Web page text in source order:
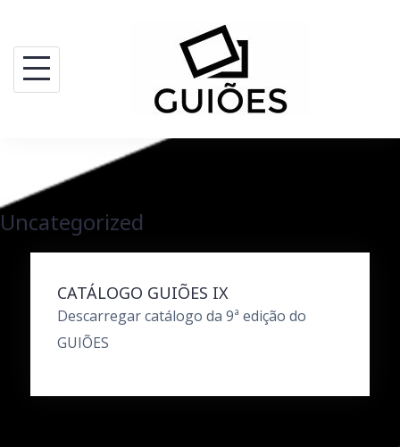
content
Uncategorized
CATÁLOGO GUIÕES IX
Descarregar catálogo da 9ª edição do
GUIÕES